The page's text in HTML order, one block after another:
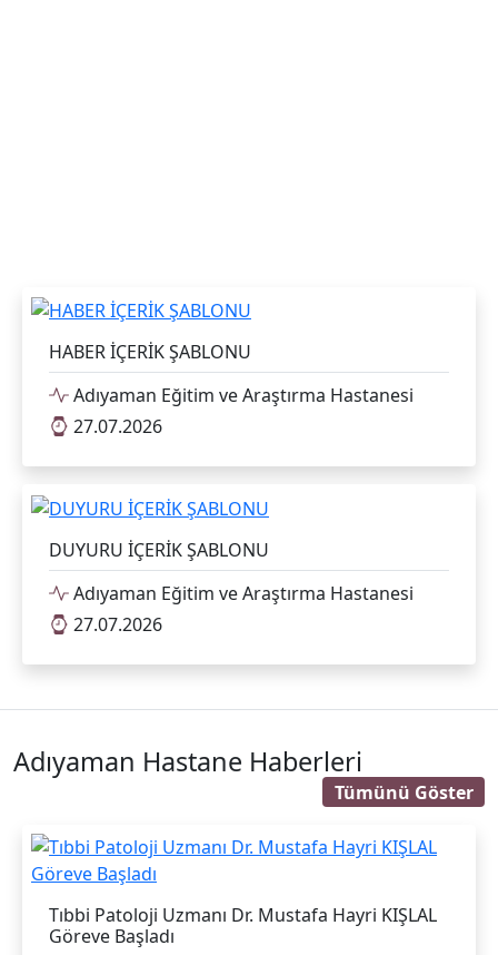
HABER İÇERİK ŞABLONU
Adıyaman Eğitim ve Araştırma Hastanesi
27.07.2026
DUYURU İÇERİK ŞABLONU
Adıyaman Eğitim ve Araştırma Hastanesi
27.07.2026
Adıyaman Hastane Haberleri
Tümünü Göster
Tıbbi Patoloji Uzmanı Dr. Mustafa Hayri KIŞLAL
Göreve Başladı